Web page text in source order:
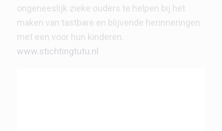
ongeneeslijk zieke ouders te helpen bij het
maken van tastbare en blijvende herinneringen
met een voor hun kinderen.
www.stichtingtutu.nl